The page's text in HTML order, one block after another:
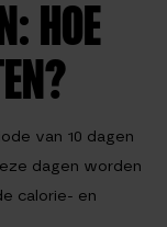
HOE
van 10 dagen
dagen worden
calorie- en